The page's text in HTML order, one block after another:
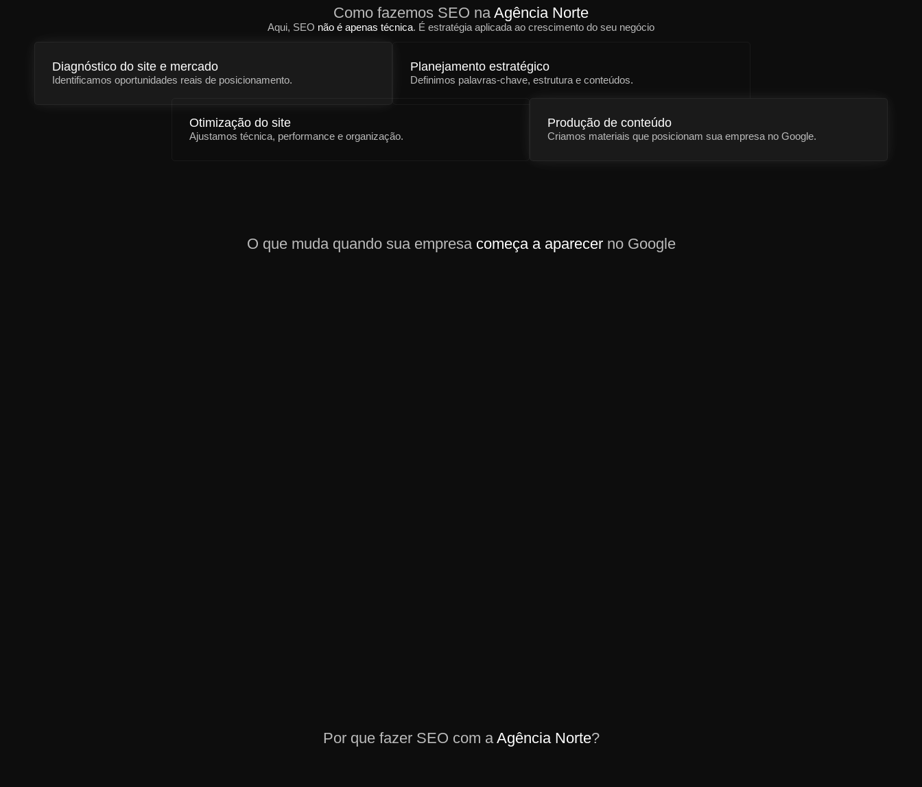
Como fazemos SEO naAgência Norte
Aqui, SEO não é apenas técnica. É estratégia aplicada ao crescimento do seu negócio
Diagnóstico do site e mercado
Identificamos oportunidades reais de posicionamento.
Planejamento estratégico
Definimos palavras-chave, estrutura e conteúdos.
Otimização do site
Ajustamos técnica, performance e organização.
Produção de conteúdo
Criamos materiais que posicionam sua empresa no Google.
O que muda quando sua empresa começa a aparecerno Google
Por que fazer SEO com aAgência Norte?